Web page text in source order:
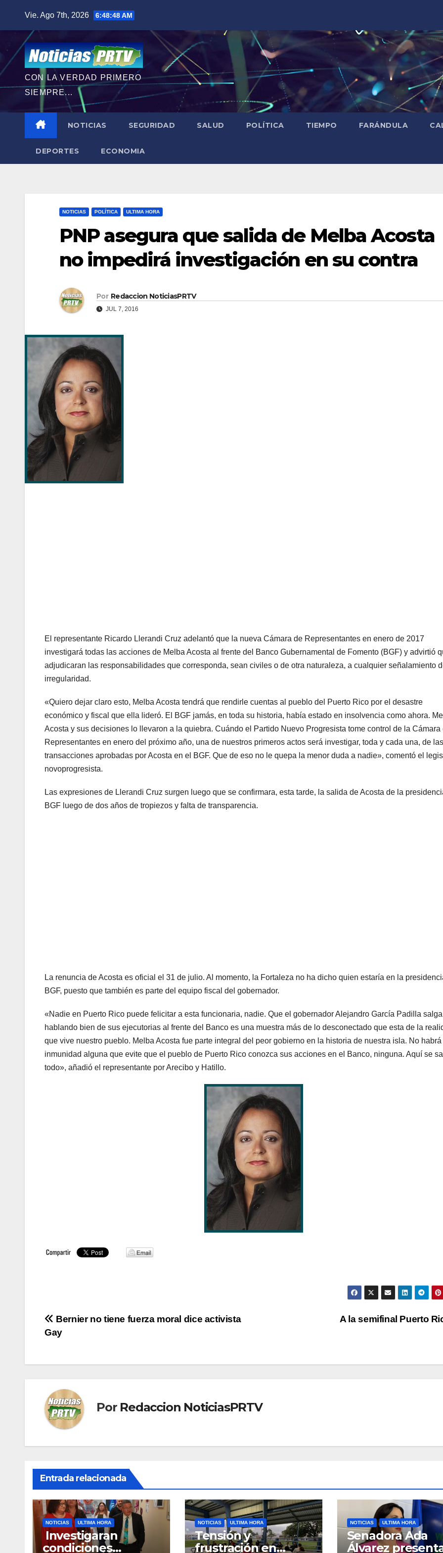
contenido
Vie. Ago 7th, 2026 6:48:50 AM
CON LA VERDAD PRIMERO
SIEMPRE...
NOTICIAS SEGURIDAD SALUD POLÍTICA TIEMPO FARÁNDULA
DEPORTES ECONOMIA
NOTICIAS POLÍTICA ULTIMA HORA
PNP asegura que salida de Melba Acosta
no impedirá investigación en su contra
Por Redaccion NoticiasPRTV
JUL 7, 2016
El representante Ricardo Llerandi Cruz adelantó que la nueva Cámara de Representantes en enero de 2017
investigará todas las acciones de Melba Acosta al frente del Banco Gubernamental de Fomento (BGF) y advirtió
adjudicaran las responsabilidades que corresponda, sean civiles o de otra naturaleza, a cualquier señalamiento
irregularidad.
«Quiero dejar claro esto, Melba Acosta tendrá que rendirle cuentas al pueblo del Puerto Rico por el desastre
económico y fiscal que ella lideró. El BGF jamás, en toda su historia, había estado en insolvencia como ahora.
Acosta y sus decisiones lo llevaron a la quiebra. Cuándo el Partido Nuevo Progresista tome control de la Cámara
Representantes en enero del próximo año, una de nuestros primeros actos será investigar, toda y cada una, de las
transacciones aprobadas por Acosta en el BGF. Que de eso no le quepa la menor duda a nadie», comentó el
novoprogresista.
Las expresiones de Llerandi Cruz surgen luego que se confirmara, esta tarde, la salida de Acosta de la
BGF luego de dos años de tropiezos y falta de transparencia.
La renuncia de Acosta es oficial el 31 de julio. Al momento, la Fortaleza no ha dicho quien estaría en la
BGF, puesto que también es parte del equipo fiscal del gobernador.
«Nadie en Puerto Rico puede felicitar a esta funcionaria, nadie. Que el gobernador Alejandro García Padilla salga
hablando bien de sus ejecutorias al frente del Banco es una muestra más de lo desconectado que esta de la
que vive nuestro pueblo. Melba Acosta fue parte integral del peor gobierno en la historia de nuestra isla. No habrá
inmunidad alguna que evite que el pueblo de Puerto Rico conozca sus acciones en el Banco, ninguna. Aquí se
todo», añadió el representante por Arecibo y Hatillo.
Navegación
de
entradas
A la semifinal Puerto
Bernier no tiene fuerza moral dice activista
Gay
Por Redaccion NoticiasPRTV
Entrada relacionada
NOTICIAS ULTIMA HORA
Investigaran
condiciones
NOTICIAS ULTIMA HORA
Tensión y
frustración en
NOTICIAS ULTIMA HORA
Senadora Ada
Álvarez